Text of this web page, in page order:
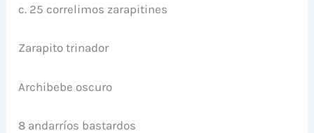
c. 25 correlimos zarapitines
Zarapito trinador
Archibebe oscuro
8 andarríos bastardos